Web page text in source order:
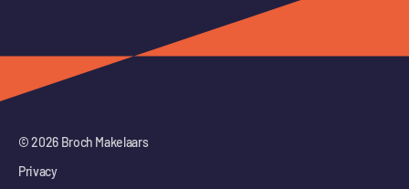
© 2026 Broch Makelaars
Privacy